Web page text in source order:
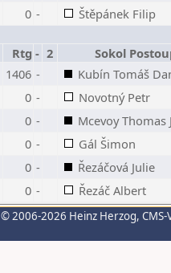
0 -
Štěpánek Filip
Rtg - 2
Sokol
1406 -
Kubín Tomáš
0 -
Novotný Petr
0 -
Mcevoy Thomas
0 -
Gál Šimon
0 -
Řezáčová Julie
0 - Řezáč Albert
© 2006-2026 Heinz Herzog,